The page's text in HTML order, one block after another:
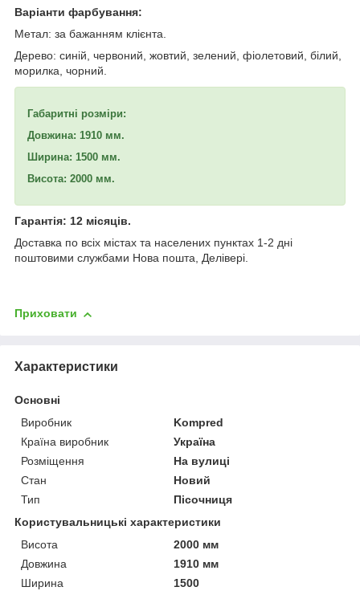
Варіанти фарбування:
Метал: за бажанням клієнта.
Дерево: синій, червоний, жовтий, зелений, фіолетовий, білий,
морилка, чорний.
Габаритні розміри:
Довжина: 1910 мм.
Ширина: 1500 мм.
Висота: 2000 мм.
Гарантія: 12 місяців.
Доставка по всіх містах та населених пунктах 1-2 дні
поштовими службами Нова пошта, Делівері.
Приховати
Характеристики
Основні
Виробник
Kompred
Країна виробник
Україна
Розміщення
На вулиці
Стан
Новий
Тип
Пісочниця
Користувальницькі характеристики
Висота
2000 мм
Довжина
1910 мм
Ширина
1500